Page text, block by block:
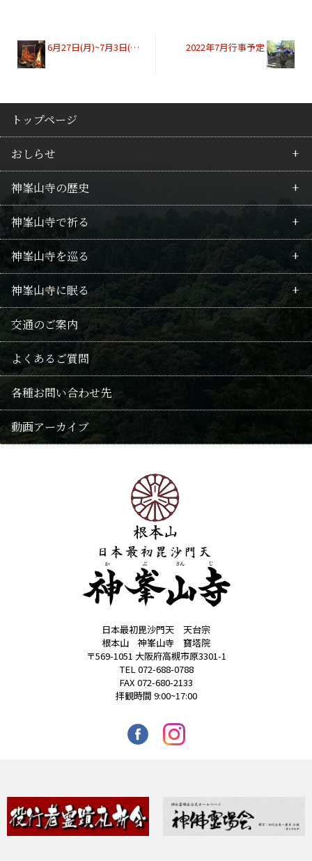
6月27日(月)~7月3日(日)化城院「毘沙門不動護摩」開始時間 2022年7月行事予定
トップページ
おしらせ
最新情報
行事のご案内
護摩祈願のご案内
回向供養法要のご案内
修験の記録
神峯山寺の歴史
皇族の所縁
行者の歴史
山岳信仰
武士・豪商の関係
神峯山寺で祈る
毘沙門不動護摩
拝仏
仏像たち
本尊毘沙門天
阿弥陀信仰
修験
神峯山寺を巡る
境内案内
御朱印・巡礼の地
授与品
おみくじ
歳時記(年中行事・花)
神峯山寺に眠る
供養
千日連続供養
供養法要・随時回向
遺骨葬
大仏塔「慈晃」
交通のご案内
よくあるご質問
各種お問い合わせ先
動画アーカイブ
日本最初毘沙門天 天台宗
根本山 神峯山寺 寶塔院
〒569-1051 大阪府高槻市原3301-1
TEL 072-688-0788
FAX 072-680-2133
拝観時間 9:00~17:00